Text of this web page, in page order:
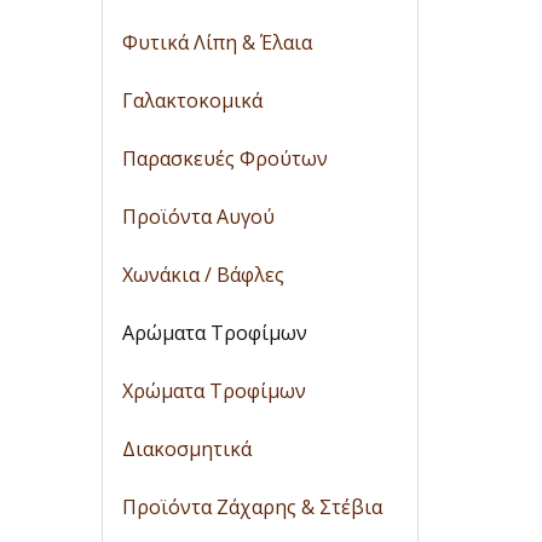
Φυτικά Λίπη & Έλαια
Γαλακτοκομικά
Παρασκευές Φρούτων
Προϊόντα Αυγού
Χωνάκια / Βάφλες
Αρώματα Τροφίμων
Χρώματα Τροφίμων
Διακοσμητικά
Προϊόντα Ζάχαρης & Στέβια